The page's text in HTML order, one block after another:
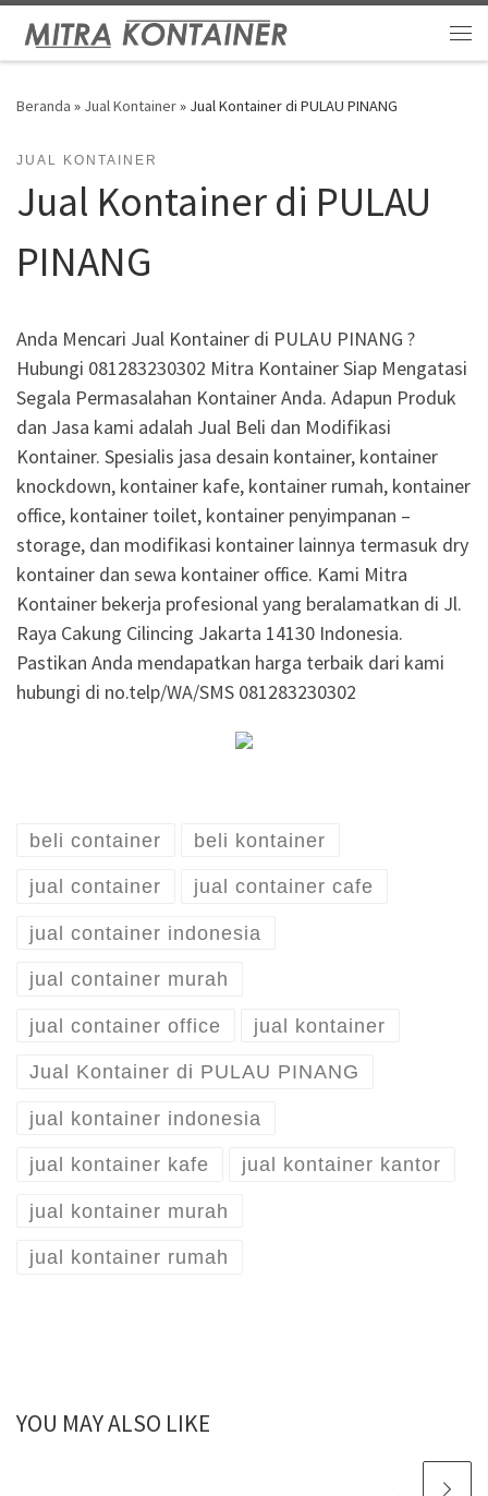
Skip to content
Beranda » Jual Kontainer» Jual Kontainer di PULAU PINANG
JUAL KONTAINER
Jual Kontainer di PULAU
PINANG
Anda Mencari Jual Kontainer di PULAU PINANG ?
Hubungi 081283230302 Mitra Kontainer Siap Mengatasi
Segala Permasalahan Kontainer Anda. Adapun Produk
dan Jasa kami adalah Jual Beli dan Modifikasi
Kontainer. Spesialis jasa desain kontainer, kontainer
knockdown, kontainer kafe, kontainer rumah, kontainer
office, kontainer toilet, kontainer penyimpanan –
storage, dan modifikasi kontainer lainnya termasuk dry
kontainer dan sewa kontainer office. Kami Mitra
Kontainer bekerja profesional yang beralamatkan di Jl.
Raya Cakung Cilincing Jakarta 14130 Indonesia.
Pastikan Anda mendapatkan harga terbaik dari kami
hubungi di no.telp/WA/SMS 081283230302
beli container beli kontainer
jual container jual container cafe
jual container indonesia
jual container murah
jual container office jual kontainer
Jual Kontainer di PULAU PINANG
jual kontainer indonesia
jual kontainer kafe jual kontainer kantor
jual kontainer murah
jual kontainer rumah
YOU MAY ALSO LIKE